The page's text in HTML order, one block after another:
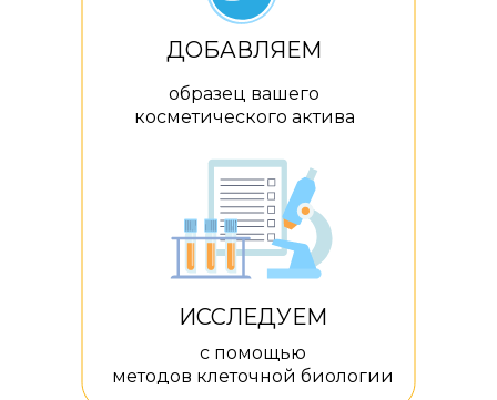
с помощью
методов клеточной биологии
ИССЛЕДУЕМ
образец вашего
косметического актива
ДОБАВЛЯЕМ